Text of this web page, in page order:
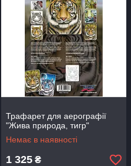
Трафарет для аерографії
"Жива природа, тигр"
Немає в наявності
1 325 ₴